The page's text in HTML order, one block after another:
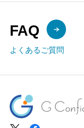
FAQ
よくあるご質問